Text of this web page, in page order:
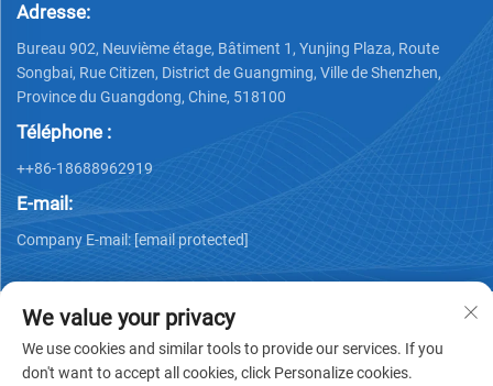
Adresse:
Bureau 902, Neuvième étage, Bâtiment 1, Yunjing Plaza, Route
Songbai, Rue Citizen, District de Guangming, Ville de Shenzhen,
Province du Guangdong, Chine, 518100
Téléphone :
++86-18688962919
E-mail:
Company E-mail: [email protected]
We value your privacy
We use cookies and similar tools to provide our services. If you
don't want to accept all cookies, click Personalize cookies.